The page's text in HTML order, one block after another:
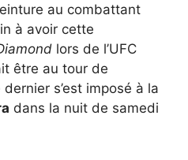
au combattant
à avoir cette
lors de l’UFC
être au tour de
s’est imposé à la
dans la nuit de samedi